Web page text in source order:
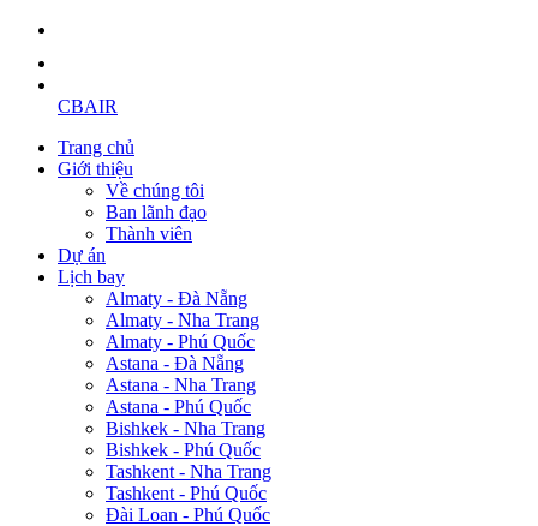
CBAIR
Trang chủ
Giới thiệu
Về chúng tôi
Ban lãnh đạo
Thành viên
Dự án
Lịch bay
Almaty - Đà Nẵng
Almaty - Nha Trang
Almaty - Phú Quốc
Astana - Đà Nẵng
Astana - Nha Trang
Astana - Phú Quốc
Bishkek - Nha Trang
Bishkek - Phú Quốc
Tashkent - Nha Trang
Tashkent - Phú Quốc
Đài Loan - Phú Quốc